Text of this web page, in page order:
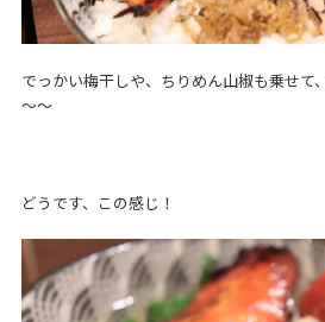
でっかい梅干しや、ちりめん山椒も乗せて
～～
どうです、この感じ！